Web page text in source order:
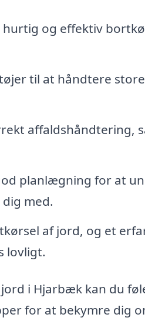
og effektiv
til at håndtere
affaldshåndtering,
planlægning for at
med.
af jord, og et
lovligt.
i Hjarbæk kan du
for at bekymre dig